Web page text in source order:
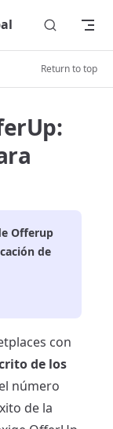
Return to top
Offerup
de
con
de los
número
de la